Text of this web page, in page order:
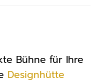
Bühne für Ihre
Designhütte